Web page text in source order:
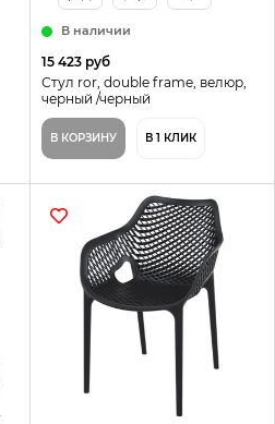
В наличии
15 423 руб
Стул ror, double frame, велюр,
черный /черный
В КОРЗИНУ В 1 КЛИК